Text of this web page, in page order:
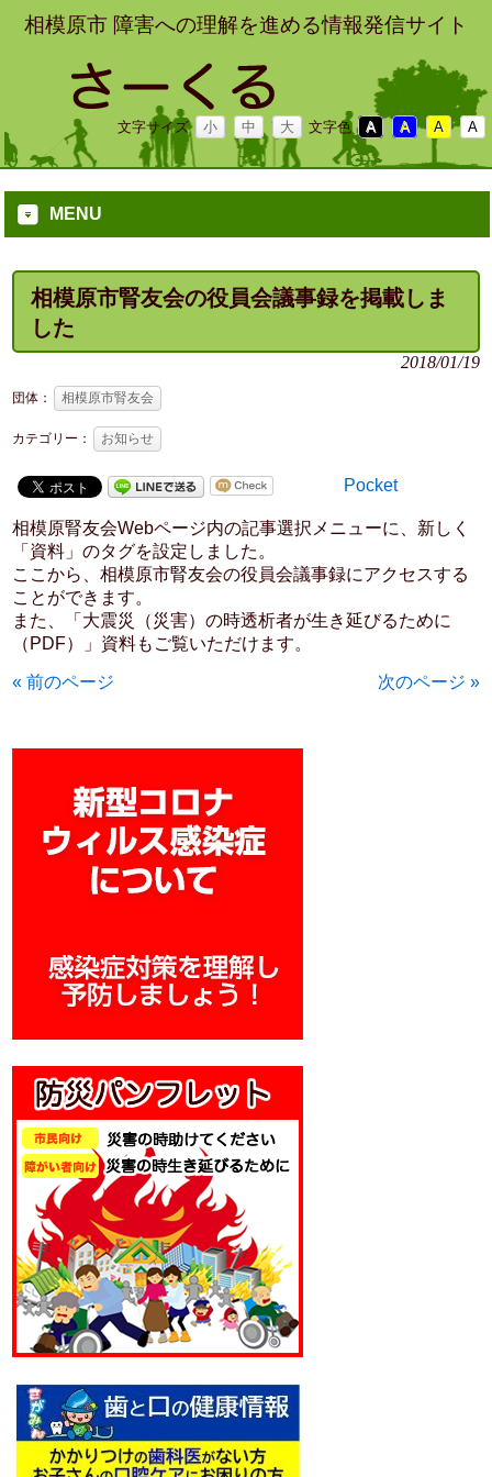
相模原市 障害への理解を進める情報発信サイト
文字サイズ 小 中 大 文字色 A A A A
MENU
相模原市腎友会の役員会議事録を掲載しま
した
2018/01/19
団体： 相模原市腎友会
カテゴリー： お知らせ
Pocket
相模原腎友会Webページ内の記事選択メニューに、新しく
「資料」のタグを設定しました。
ここから、相模原市腎友会の役員会議事録にアクセスする
ことができます。
また、「大震災（災害）の時透析者が生き延びるために
（PDF）」資料もご覧いただけます。
« 前のページ 次のページ »